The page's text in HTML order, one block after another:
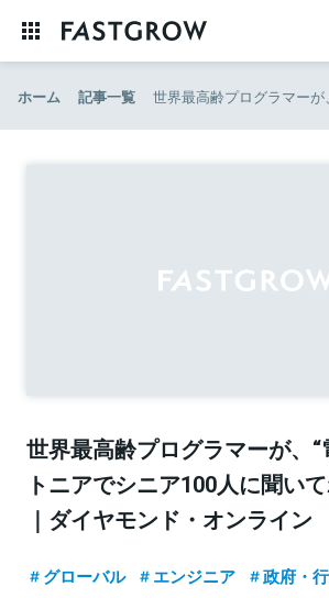
ホーム 記事一覧
世界最高齢プログラマーが、“
トニアでシニア100人に聞い
｜ダイヤモンド・オンライン
グローバル エンジニア 政府・